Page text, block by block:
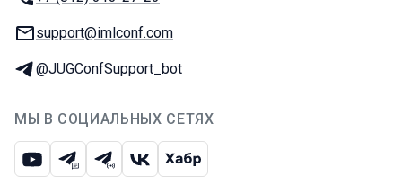
E-mail:
support@imlconf.com
Телеграм:
@JUGConfSupport_bot
МЫ В СОЦИАЛЬНЫХ СЕТЯХ
ЮтубТелеграм-чат
Телеграм-канал
ВКонтакте
Хабр